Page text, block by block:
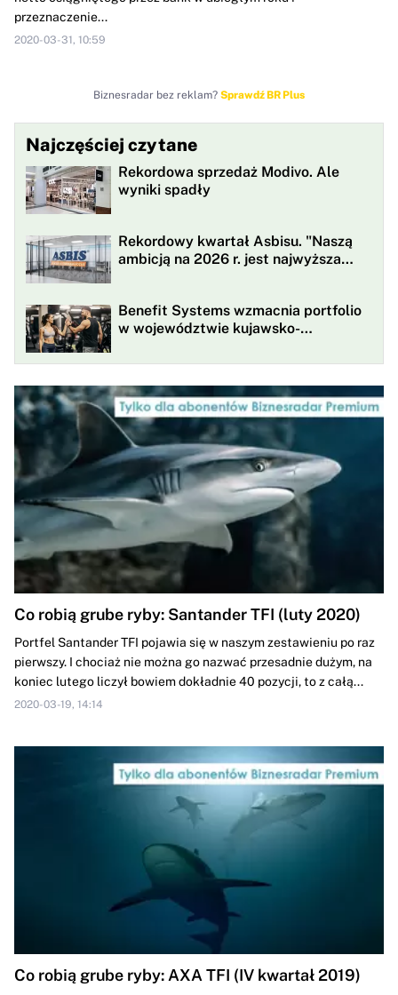
przeznaczenie...
2020-03-31, 10:59
Biznesradar bez reklam? Sprawdź BR Plus
Najczęściej czytane
Rekordowa sprzedaż Modivo. Ale
wyniki spadły
Rekordowy kwartał Asbisu. "Naszą
ambicją na 2026 r. jest najwyższa
Benefit Systems wzmacnia portfolio
w województwie kujawsko-
Co robią grube ryby: Santander TFI (luty 2020)
Portfel Santander TFI pojawia się w naszym zestawieniu po raz
pierwszy. I chociaż nie można go nazwać przesadnie dużym, na
koniec lutego liczył bowiem dokładnie 40 pozycji, to z całą...
2020-03-19, 14:14
Co robią grube ryby: AXA TFI (IV kwartał 2019)